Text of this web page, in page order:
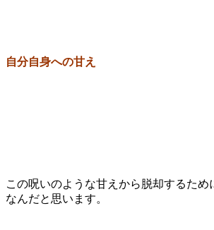
自分自身への甘え
この呪いのような甘えから脱却するため
なんだと思います。